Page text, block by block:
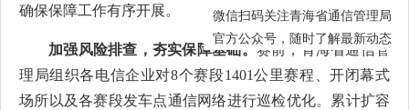
确保保障工作有序开展。
加强风险排查，夯实保障基础。赛前，青海省通信管
理局组织各电信企业对8个赛段1401公里赛程、开闭幕式
场所以及各赛段发车点通信网络进行巡检优化。累计扩容
微信扫码关注青海省通信管理局
官方公众号，随时了解最新动态